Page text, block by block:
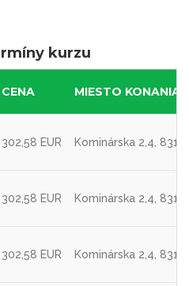
kurzu
CENA MIESTO KONANIA
302,58 EUR Kominárska 2,4,
302,58 EUR Kominárska 2,4,
302,58 EUR Kominárska 2,4,